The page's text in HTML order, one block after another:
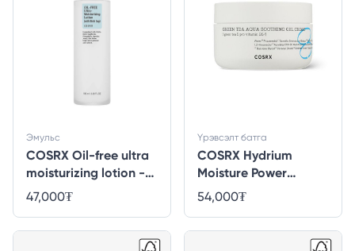
COSRX Oil-free ultra
moisturizing lotion -
100мл
Эмульс
47,000₮
COSRX Hydrium
Moisture Power
enriched cream -
50мл
Үрэвсэлт батга
54,000₮